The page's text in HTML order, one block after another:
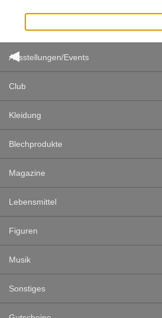
Ausstellungen/Events
Club
Kleidung
Blechprodukte
Magazine
Lebensmittel
Figuren
Musik
Sonstiges